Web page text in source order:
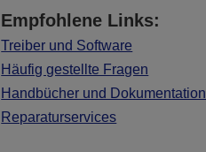
Empfohlene Links:
Treiber und Software
Häufig gestellte Fragen
Handbücher und Dokumentation
Reparaturservices